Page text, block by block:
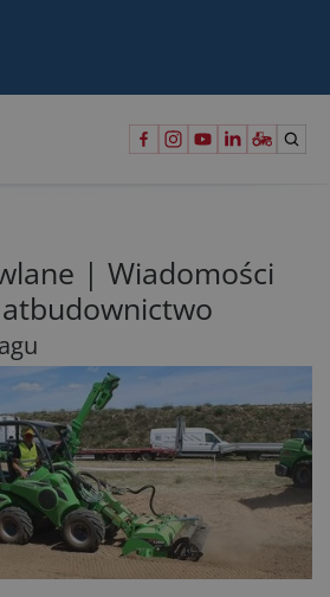
| Wiadomości